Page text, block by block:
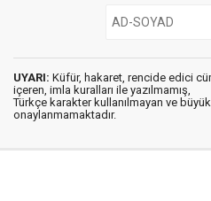
UYARI: Küfür, hakaret, rencide edici
içeren, imla kuralları ile yazılmamış,
Türkçe karakter kullanılmayan ve
onaylanmamaktadır.